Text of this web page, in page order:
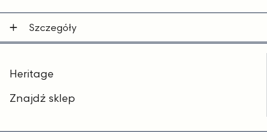
Szczegóły
Heritage
Znajdź sklep